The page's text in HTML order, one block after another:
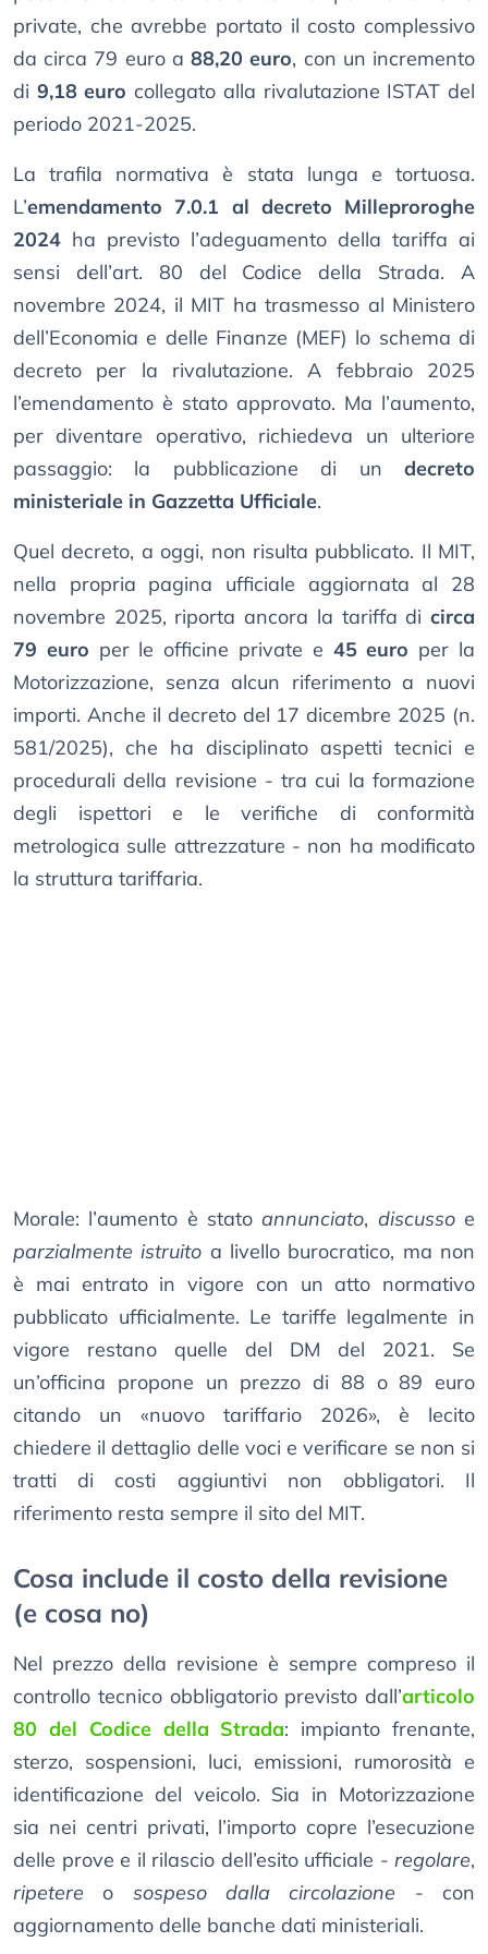
private, che avrebbe portato il costo complessivo
da circa 79 euro a88,20 euro, con un incremento
di 9,18 euro collegato alla rivalutazione ISTAT del
periodo 2021-2025.
La trafila normativa è stata lunga e tortuosa.
L’emendamento 7.0.1 al decreto Milleproroghe
2024 ha previsto l’adeguamento della tariffa ai
sensi dell’art. 80 del Codice della Strada. A
novembre 2024, il MIT ha trasmesso al Ministero
dell’Economia e delle Finanze (MEF) lo schema di
decreto per la rivalutazione. A febbraio 2025
l’emendamento è stato approvato. Ma l’aumento,
per diventare operativo, richiedeva un ulteriore
passaggio: la pubblicazione di un decreto
ministeriale in Gazzetta Ufficiale.
Quel decreto, a oggi, non risulta pubblicato. Il MIT,
nella propria pagina ufficiale aggiornata al 28
novembre 2025, riporta ancora la tariffa di circa
79 euro per le officine private e 45 euro per la
Motorizzazione, senza alcun riferimento a nuovi
importi. Anche il decreto del 17 dicembre 2025 (n.
581/2025), che ha disciplinato aspetti tecnici e
procedurali della revisione - tra cui la formazione
degli ispettori e le verifiche di conformità
metrologica sulle attrezzature - non ha modificato
la struttura tariffaria.
Morale: l’aumento è statoannunciato, discussoe
parzialmente istruito a livello burocratico, ma non
è mai entrato in vigore con un atto normativo
pubblicato ufficialmente. Le tariffe legalmente in
vigore restano quelle del DM del 2021. Se
un’officina propone un prezzo di 88 o 89 euro
citando un «nuovo tariffario 2026», è lecito
chiedere il dettaglio delle voci e verificare se non si
tratti di costi aggiuntivi non obbligatori. Il
riferimento resta sempre il sito del MIT.
Cosa include il costo della revisione
(e cosa no)
Nel prezzo della revisione è sempre compreso il
controllo tecnico obbligatorio previsto dall’articolo
80 del Codice della Strada: impianto frenante,
sterzo, sospensioni, luci, emissioni, rumorosità e
identificazione del veicolo. Sia in Motorizzazione
sia nei centri privati, l’importo copre l’esecuzione
delle prove e il rilascio dell’esito ufficiale - regolare,
ripetere o sospeso dalla circolazione - con
aggiornamento delle banche dati ministeriali.